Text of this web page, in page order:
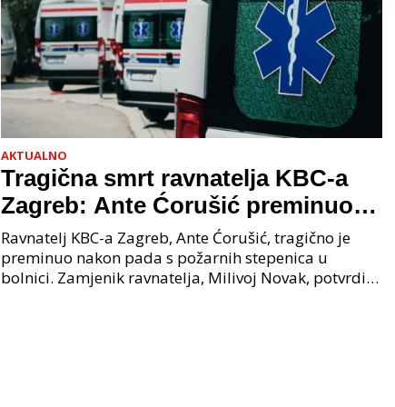
AKTUALNO
Tragična smrt ravnatelja KBC-a
Zagreb: Ante Ćorušić preminuo
nakon pada u bolnici, policija na
mjestu događaja
Ravnatelj KBC-a Zagreb, Ante Ćorušić, tragično je
preminuo nakon pada s požarnih stepenica u
bolnici. Zamjenik ravnatelja, Milivoj Novak, potvrdio